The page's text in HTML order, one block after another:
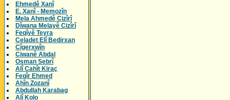
Ehmedê Xanî
E. Xanî - Memozîn
Mela Ahmedê Cizîrî
Dîwana Melayê Cizîrî
Feqîyê Teyra
Celadet Elî Bedirxan
Cîgerxwîn
Ciwanê Abdal
Osman Sebrî
Alî Cahît Kiraç
Feqîr Ehmed
Ahîn Zozanî
Abdullah Karabag
Alî Kolo